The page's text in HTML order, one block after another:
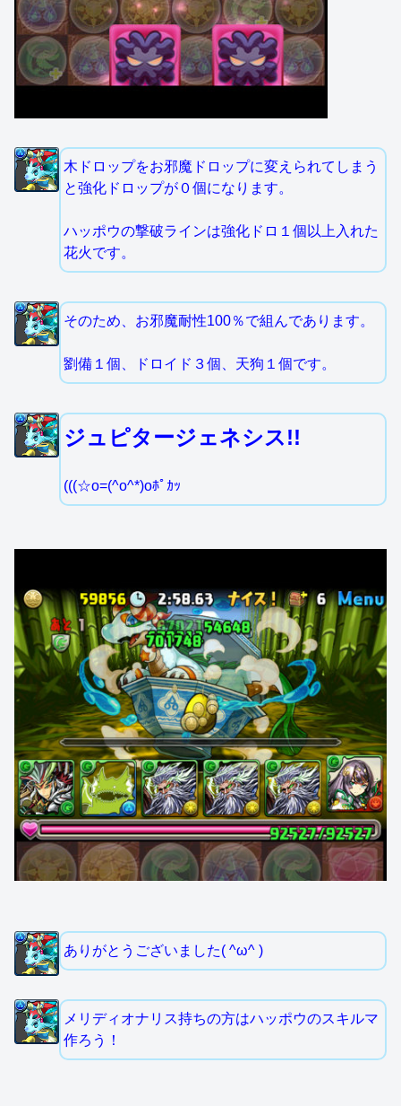
木ドロップをお邪魔ドロップに変えられてしまう
と強化ドロップが０個になります。
ハッポウの撃破ラインは強化ドロ１個以上入れた
花火です。
そのため、お邪魔耐性100％で組んであります。
劉備１個、ドロイド３個、天狗１個です。
ジュピタージェネシス!!
(((☆o=(^o^*)oﾎﾟｶｯ
ありがとうございました( ^ω^ )
メリディオナリス持ちの方はハッポウのスキルマ
作ろう！